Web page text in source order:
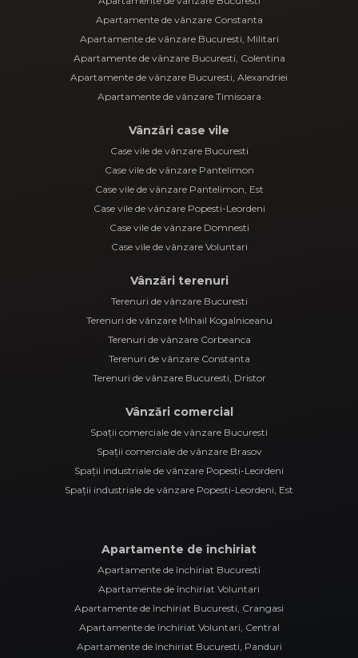
Apartamente de vânzare Constanta
Apartamente de vânzare Bucuresti, Militari
Apartamente de vânzare Bucuresti, Colentina
Apartamente de vânzare Bucuresti, Alexandriei
Apartamente de vânzare Timisoara
Vânzări case vile
Case vile de vânzare Bucuresti
Case vile de vânzare Pantelimon
Case vile de vânzare Pantelimon, Est
Case vile de vânzare Popesti-Leordeni
Case vile de vânzare Domnesti
Case vile de vânzare Voluntari
Vânzări terenuri
Terenuri de vânzare Bucuresti
Terenuri de vânzare Mihail Kogalniceanu
Terenuri de vânzare Corbeanca
Terenuri de vânzare Constanta
Terenuri de vânzare Bucuresti, Dristor
Vânzări comercial
Spații comerciale de vânzare Bucuresti
Spații comerciale de vânzare Brasov
Spații industriale de vânzare Popesti-Leordeni
Spații industriale de vânzare Popesti-Leordeni, Est
Apartamente de închiriat
Apartamente de închiriat Bucuresti
Apartamente de închiriat Voluntari
Apartamente de închiriat Bucuresti, Crangasi
Apartamente de închiriat Voluntari, Central
Apartamente de închiriat Bucuresti, Panduri